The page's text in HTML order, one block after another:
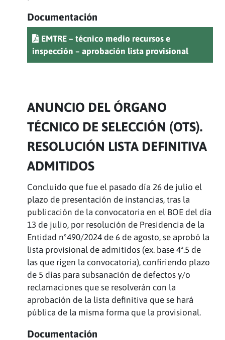
Documentación
EMTRE – técnico medio recursos e
inspección – aprobación lista provisional
ANUNCIO DEL ÓRGANO
TÉCNICO DE SELECCIÓN (OTS).
RESOLUCIÓN LISTA DEFINITIVA
ADMITIDOS
Concluido que fue el pasado día 26 de julio el
plazo de presentación de instancias, tras la
publicación de la convocatoria en el BOE del día
13 de julio, por resolución de Presidencia de la
Entidad nº490/2024 de 6 de agosto, se aprobó la
lista provisional de admitidos (ex. base 4ª.5 de
las que rigen la convocatoria), confiriendo plazo
de 5 días para subsanación de defectos y/o
reclamaciones que se resolverán con la
aprobación de la lista definitiva que se hará
pública de la misma forma que la provisional.
Documentación